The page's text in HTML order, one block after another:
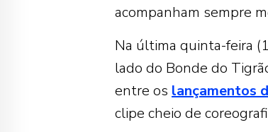
acompanham sempre
Na última quinta-feira
lado do Bonde do
entre os lançamentos
clipe cheio de